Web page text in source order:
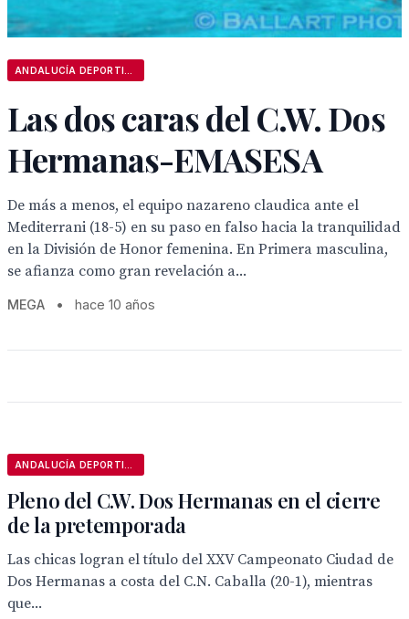
Las dos caras del C.W. Dos
Hermanas-EMASESA
De más a menos, el equipo nazareno claudica ante el
Mediterrani (18-5) en su paso en falso hacia la tranquilidad
en la División de Honor femenina. En Primera masculina,
se afianza como gran revelación a...
MEGA • hace 10 años
Pleno del C.W. Dos Hermanas en el cierre
de la pretemporada
Las chicas logran el título del XXV Campeonato Ciudad de
Dos Hermanas a costa del C.N. Caballa (20-1), mientras
que...